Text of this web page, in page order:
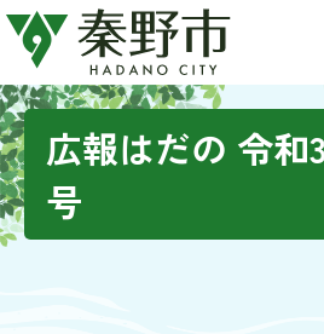
広報はだの 令和
号